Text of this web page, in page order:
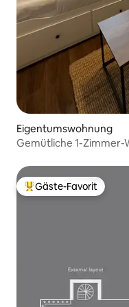
Eigentumswohnung
Gemütliche 1-Zimmer-
Beliebter Gäste-Favorit.
Gäste-Favorit